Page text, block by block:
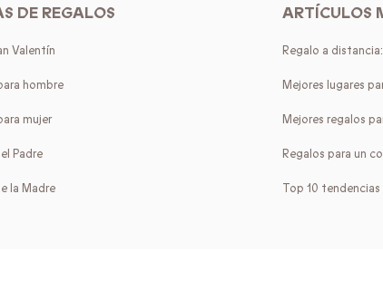
DE REGALOS
Valentín
hombre
mujer
Padre
la Madre
ARTÍCULOS
Regalo a
Mejores lugares
Mejores regalos
Regalos para un
Top 10